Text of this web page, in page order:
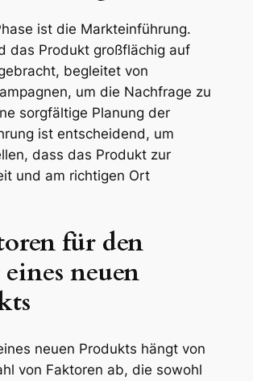
ist die Markteinführung.
das Produkt großflächig auf
begleitet von
um die Nachfrage zu
sorgfältige Planung der
ist entscheidend, um
dass das Produkt zur
und am richtigen Ort
für den
neuen
neuen Produkts hängt von
von Faktoren ab, die sowohl